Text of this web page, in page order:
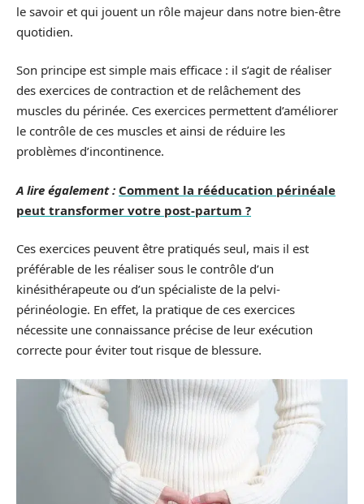
le savoir et qui jouent un rôle majeur dans notre bien-être
quotidien.
Son principe est simple mais efficace : il s’agit de réaliser
des exercices de contraction et de relâchement des
muscles du périnée. Ces exercices permettent d’améliorer
le contrôle de ces muscles et ainsi de réduire les
problèmes d’incontinence.
A lire également : Comment la rééducation périnéale
peut transformer votre post-partum ?
Ces exercices peuvent être pratiqués seul, mais il est
préférable de les réaliser sous le contrôle d’un
kinésithérapeute ou d’un spécialiste de la pelvi-
périnéologie. En effet, la pratique de ces exercices
nécessite une connaissance précise de leur exécution
correcte pour éviter tout risque de blessure.